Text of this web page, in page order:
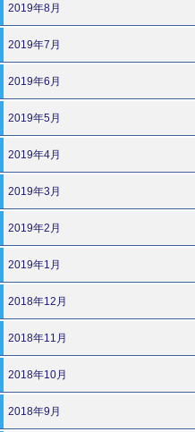
2019年8月
2019年7月
2019年6月
2019年5月
2019年4月
2019年3月
2019年2月
2019年1月
2018年12月
2018年11月
2018年10月
2018年9月